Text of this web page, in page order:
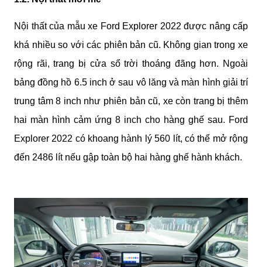
Nội thất của mẫu xe Ford Explorer 2022 được nâng cấp
khá nhiều so với các phiên bản cũ. Không gian trong xe
rộng rãi, trang bị cửa sổ trời thoáng đãng hơn. Ngoài
bảng đồng hồ 6.5 inch ở sau vô lăng và màn hình giải trí
trung tâm 8 inch như phiên bản cũ, xe còn trang bị thêm
hai màn hình cảm ứng 8 inch cho hàng ghế sau. Ford
Explorer 2022 có khoang hành lý 560 lít, có thể mở rộng
đến 2486 lít nếu gập toàn bộ hai hàng ghế hành khách.